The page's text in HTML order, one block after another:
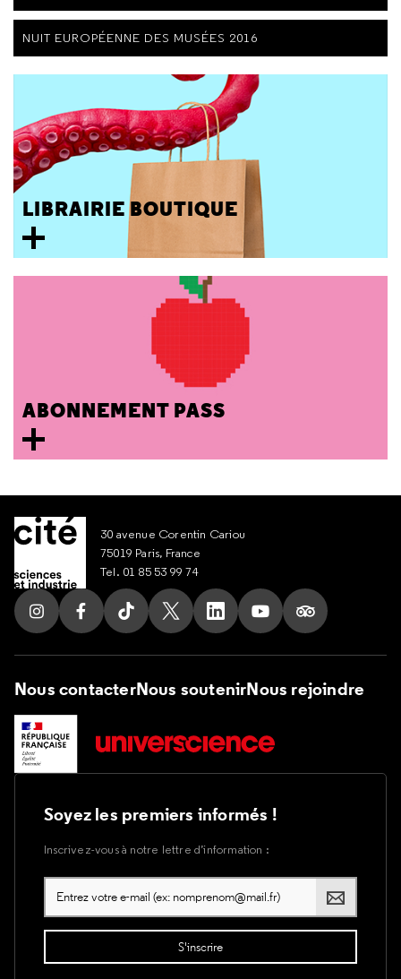
NUIT EUROPÉENNE DES MUSÉES 2016
LIBRAIRIE BOUTIQUE
ABONNEMENT PASS
30 avenue Corentin Cariou
75019 Paris, France
Tel. 01 85 53 99 74
Suivez nous sur Instagram
Suivez nous sur Facebook
Suivez nous sur Tik Tok
Suivez nous sur X
Suivez nous sur LinkedIn
Suivez nous sur
Suivez nous
Nous contacterNous soutenirNous rejoindre
Soyez les premiers informés !
Inscrivez-vous à notre lettre d’information :